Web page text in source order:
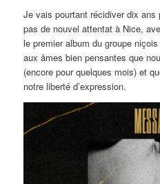
Je vais pourtant récidiver dix ans
pas de nouvel attentat à Nice,
le premier album du groupe
aux âmes bien pensantes que
(encore pour quelques mois) et
notre liberté d’expression.